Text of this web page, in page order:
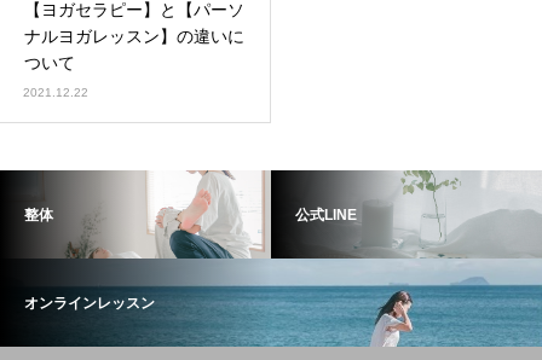
【ヨガセラピー】と【パーソ
ナルヨガレッスン】の違いに
ついて
2021.12.22
整体 公式LINE
オンラインレッスン